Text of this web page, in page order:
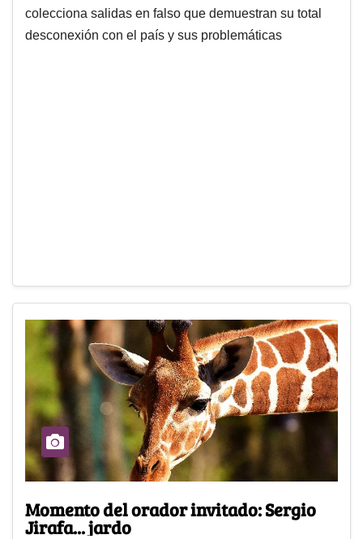
colecciona salidas en falso que demuestran su total
desconexión con el país y sus problemáticas
Momento del orador invitado: Sergio
Jirafa... jardo